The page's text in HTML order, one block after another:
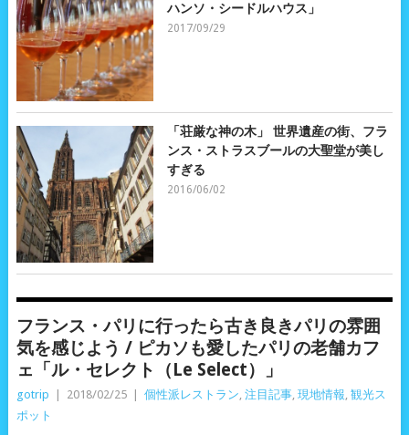
ハンソ・シードルハウス」
2017/09/29
「荘厳な神の木」 世界遺産の街、フラ
ンス・ストラスブールの大聖堂が美し
すぎる
2016/06/02
フランス・パリに行ったら古き良きパリの雰囲
気を感じよう / ピカソも愛したパリの老舗カフ
ェ「ル・セレクト（Le Select）」
gotrip 2018/02/25 個性派レストラン, 注目記事, 現地情報, 観光ス
ポット